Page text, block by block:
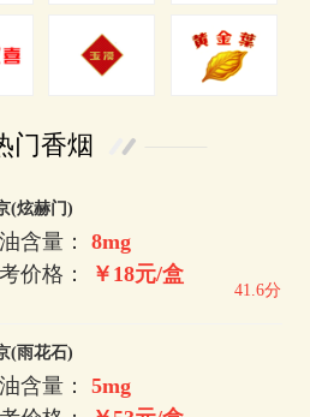
门香烟
(炫赫门)
含量：8mg
价格：
￥18元/盒
41.6分
(雨花石)
含量：5mg